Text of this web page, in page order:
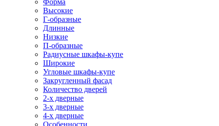
Форма
Высокие
Г-образные
Длинные
Низкие
П-образные
Радиусные шкафы-купе
Широкие
Угловые шкафы-купе
Закругленный фасад
Количество дверей
2-х дверные
3-х дверные
4-х дверные
Особенности